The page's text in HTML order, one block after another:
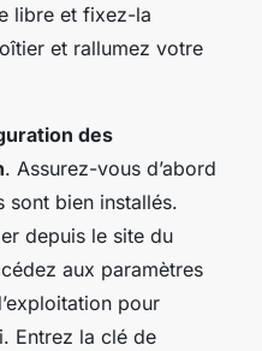
libre et fixez-la
et rallumez votre
des
. Assurez-vous d’abord
sont bien installés.
depuis le site du
aux paramètres
pour
Entrez la clé de